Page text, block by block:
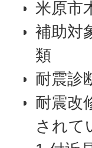
米原市
補助対
類
耐震診
耐震改
されて